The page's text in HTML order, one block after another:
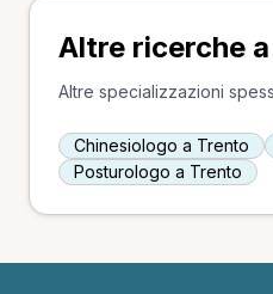
Altre ricerche
Altre specializzazioni
Chinesiologo a Trento
Posturologo a Trento